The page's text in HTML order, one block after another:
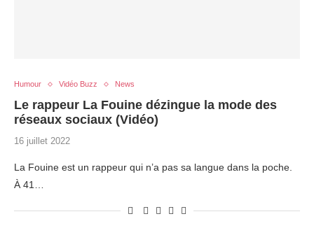
Humour Vidéo Buzz News
Le rappeur La Fouine dézingue la mode des
réseaux sociaux (Vidéo)
16 juillet 2022
La Fouine est un rappeur qui n’a pas sa langue dans la poche.
À 41…